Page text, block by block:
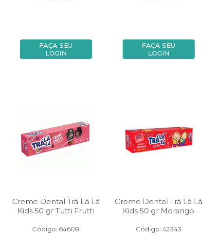
FAÇA SEU
LOGIN
FAÇA SEU
LOGIN
Creme Dental Trá Lá Lá
Kids 50 gr Tutti Frutti
Código: 64608
Creme Dental Trá Lá Lá
Kids 50 gr Morango
Código: 42343